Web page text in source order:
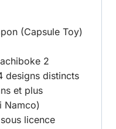
(Capsule Toy)
2
designs distincts
et plus
Namco)
licence